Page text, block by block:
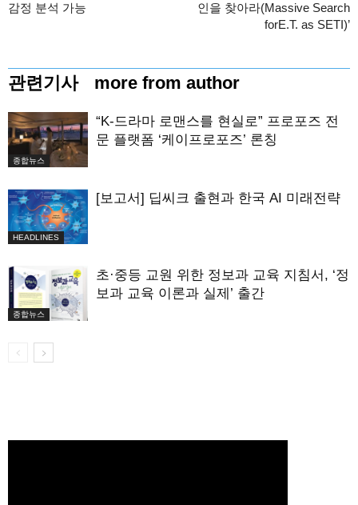
감정 분석 가능
인을 찾아라(Massive Search
for‎E‬.T. as SETI)’
관련기사 more from author
종합뉴스
“K-드라마 로맨스를 현실로” 프로포즈 전
문 플랫폼 ‘케이프로포즈’ 론칭
HEADLINES
[보고서] 딥씨크 출현과 한국 AI 미래전략
종합뉴스
초·중등 교원 위한 정보과 교육 지침서, ‘정
보과 교육 이론과 실제’ 출간